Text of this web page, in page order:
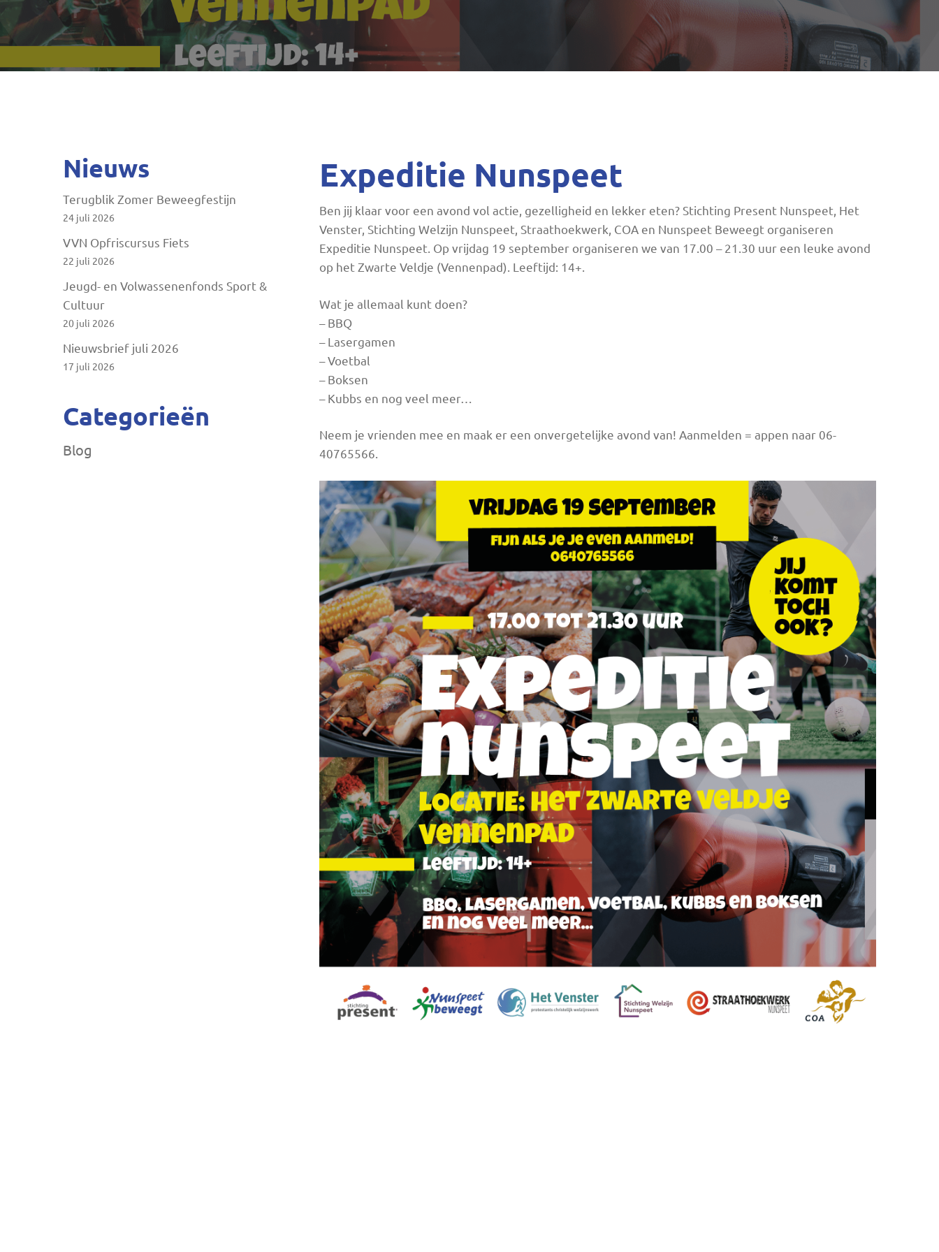
Druk op ENTER om te zoeken of ESC te sluiten
Expeditie Nunspeet
Ben jij klaar voor een avond vol actie, gezelligheid en lekker eten? Stichting Present Nunspeet, Het
Venster, Stichting Welzijn Nunspeet, Straathoekwerk, COA en Nunspeet Beweegt organiseren
Expeditie Nunspeet. Op vrijdag 19 september organiseren we van 17.00 – 21.30 uur een leuke avond
op het Zwarte Veldje (Vennenpad). Leeftijd: 14+.
Wat je allemaal kunt doen?
– BBQ
– Lasergamen
– Voetbal
– Boksen
– Kubbs en nog veel meer…
Neem je vrienden mee en maak er een onvergetelijke avond van! Aanmelden = appen naar 06-
40765566.
Nieuws
Terugblik Zomer Beweegfestijn
24 juli 2026
VVN Opfriscursus Fiets
22 juli 2026
Jeugd- en Volwassenenfonds Sport &
Cultuur
20 juli 2026
Nieuwsbrief juli 2026
17 juli 2026
Categorieën
Blog